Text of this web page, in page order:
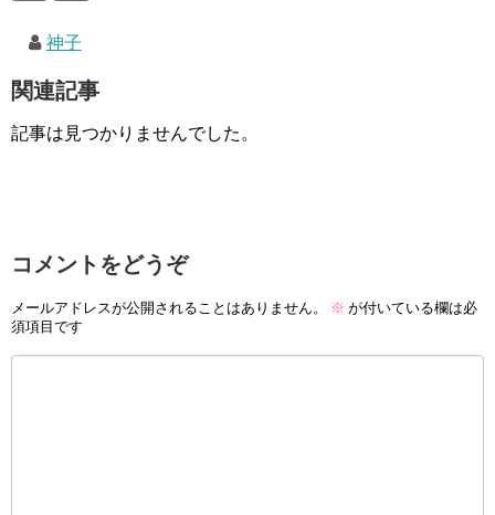
神子
関連記事
記事は見つかりませんでした。
コメントをどうぞ
メールアドレスが公開されることはありません。 ※ が付いている欄は必
須項目です